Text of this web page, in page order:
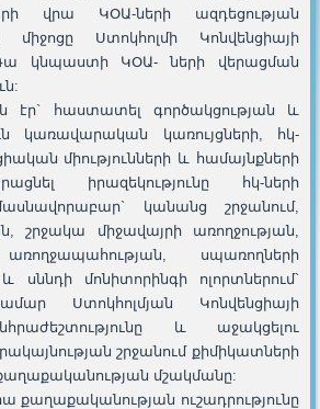
վրա ԿՕԱ-ների ազդեցության
Ստոկհոլմի Կոնվենցիայի
կնպաստի ԿՕԱ- ների վերացման
էր` հաստատել գործակցության և
կառավարական կառույցների, հկ-
միությունների և համայնքների
իրազեկությունը հկ-ների
կանանց շրջանում,
շրջակա միջավայրի առողջության,
սպառողների
մոնիտորինգի ոլորտներում`
Ստոկհոլմյան Կոնվենցիայի
և աջակցելու
շրջանում քիմիկատների
մշակմանը:
քաղաքականության ուշադրությունը